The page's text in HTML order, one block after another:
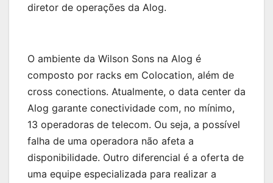
diretor de operações da Alog.
O ambiente da Wilson Sons na Alog é
composto por racks em Colocation, além de
cross conections. Atualmente, o data center da
Alog garante conectividade com, no mínimo,
13 operadoras de telecom. Ou seja, a possível
falha de uma operadora não afeta a
disponibilidade. Outro diferencial é a oferta de
uma equipe especializada para realizar a